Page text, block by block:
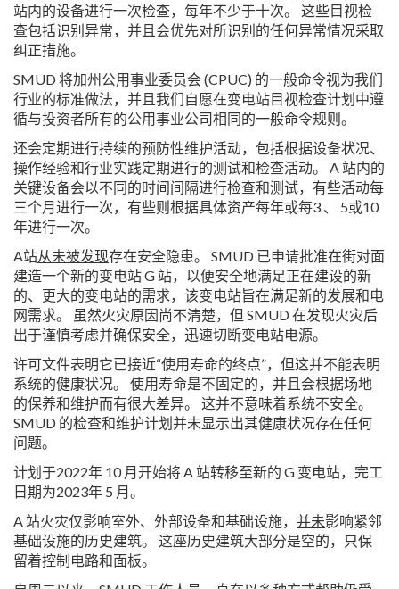
站内的设备进行一次检查，每年不少于十次。 这些目视检
查包括识别异常，并且会优先对所识别的任何异常情况采取
纠正措施。
SMUD 将加州公用事业委员会 (CPUC) 的一般命令视为我们
行业的标准做法，并且我们自愿在变电站目视检查计划中遵
循与投资者所有的公用事业公司相同的一般命令规则。
还会定期进行持续的预防性维护活动，包括根据设备状况、
操作经验和行业实践定期进行的测试和检查活动。 A 站内的
关键设备会以不同的时间间隔进行检查和测试，有些活动每
三个月进行一次，有些则根据具体资产每年或每3 、 5或10
年进行一次。
A站从未被发现存在安全隐患。 SMUD 已申请批准在街对面
建造一个新的变电站 G 站，以便安全地满足正在建设的新
的、更大的变电站的需求，该变电站旨在满足新的发展和电
网需求。 虽然火灾原因尚不清楚，但 SMUD 在发现火灾后
出于谨慎考虑并确保安全，迅速切断变电站电源。
许可文件表明它已接近“使用寿命的终点”，但这并不能表明
系统的健康状况。 使用寿命是不固定的，并且会根据场地
的保养和维护而有很大差异。 这并不意味着系统不安全。
SMUD 的检查和维护计划并未显示出其健康状况存在任何
问题。
计划于2022年 10 月开始将 A 站转移至新的 G 变电站，完工
日期为2023年 5 月。
A 站火灾仅影响室外、外部设备和基础设施， 并未影响紧邻
基础设施的历史建筑。 这座历史建筑大部分是空的，只保
留着控制电路和面板。